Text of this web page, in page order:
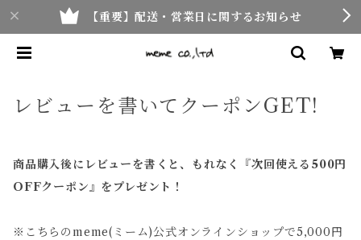
【重要】配送・営業日に関するお知らせ
レビューを書いてクーポンGET!
商品購入後にレビューを書くと、もれなく『次回使える500円
OFFクーポン』をプレゼント！
※こちらのmeme(ミーム)公式オンラインショップで5,000円